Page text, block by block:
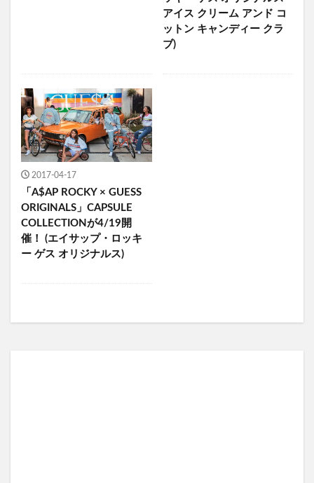
アイス クリーム アンド コ
ットン キャンディー クラ
ブ)
2017-04-17
「A$AP ROCKY × GUESS
ORIGINALS」CAPSULE
COLLECTIONが4/19開
催！ (エイサップ・ロッキ
ー ゲス オリジナルス)